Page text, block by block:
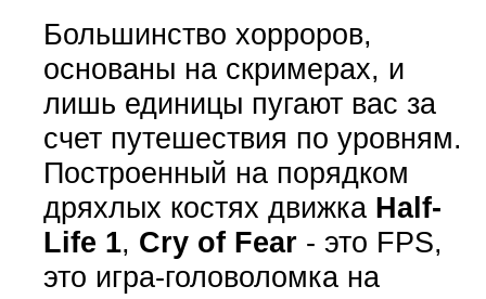
Большинство хорроров,
основаны на скримерах, и
лишь единицы пугают вас за
счет путешествия по уровням.
Построенный на порядком
дряхлых костях движка Half-
Life 1, Cry of Fear- это FPS,
это игра-головоломка на